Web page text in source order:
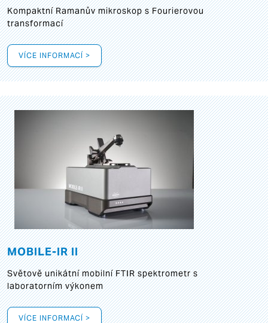
Kompaktní Ramanův mikroskop s Fourierovou
transformací
VÍCE INFORMACÍ >
MOBILE-IR II
Světově unikátní mobilní FTIR spektrometr s
laboratorním výkonem
VÍCE INFORMACÍ >